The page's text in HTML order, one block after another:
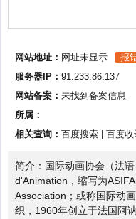
网站地址： 网址未显示
报
服务器IP： 91.233.86.137
网站备案： 未找到备案信息
所属：
相关查询： 百度搜索 百度收
简介：国际动画协会（法
d'Animation，缩写为
Association；或称国际动
织，1960年创立于法国阿